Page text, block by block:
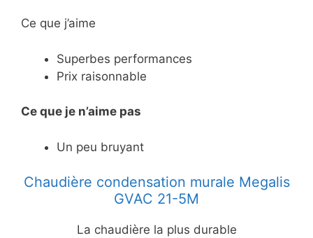
Ce que j’aime
Superbes performances
Prix raisonnable
Ce que je n’aime pas
Un peu bruyant
Chaudière condensation murale Megalis
GVAC 21-5M
La chaudière la plus durable